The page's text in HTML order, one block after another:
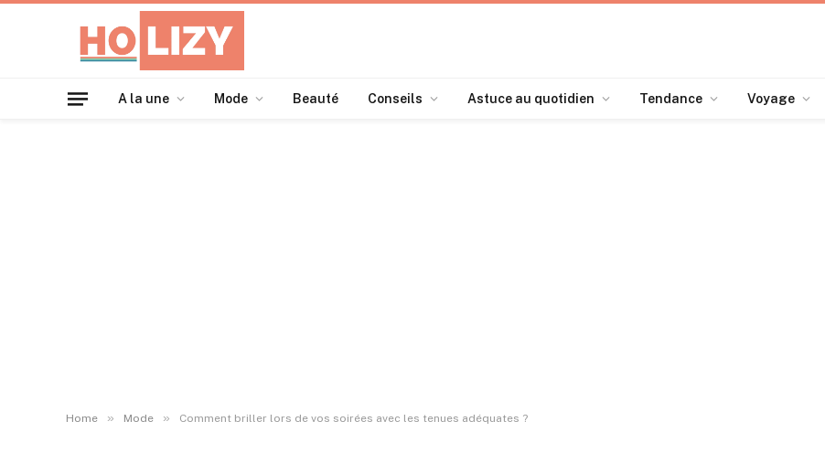
A la une Mode Beauté Conseils Astuce au quotidien Tendance Voyage
Home » Mode » Comment briller lors de vos soirées avec les tenues adéquates ?